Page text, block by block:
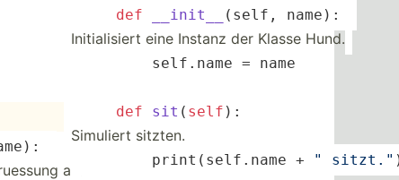
):
an.
def __init ( ­self, name ):
Initia­lisiert eine Instanz der Klasse Hund.
­ ­ ­ ­ ­ ­ ­ ­sel­f.name = name
def sit ( self ) :
Simuliert sitzten.
print (­sel­f.name + " sitzt."